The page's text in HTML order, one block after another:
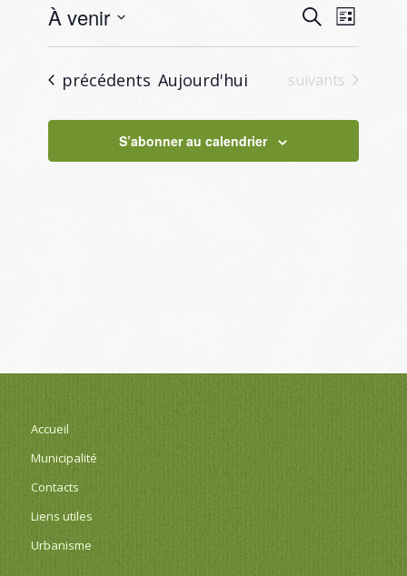
et
vues
Recherche
de
vues
Liste
À venir
Sélectionnez
une
date.
Évènements
précédents Aujourd'hui Évènements
suivants
S’abonner au calendrier
Accueil
Municipalité
Contacts
Liens utiles
Urbanisme